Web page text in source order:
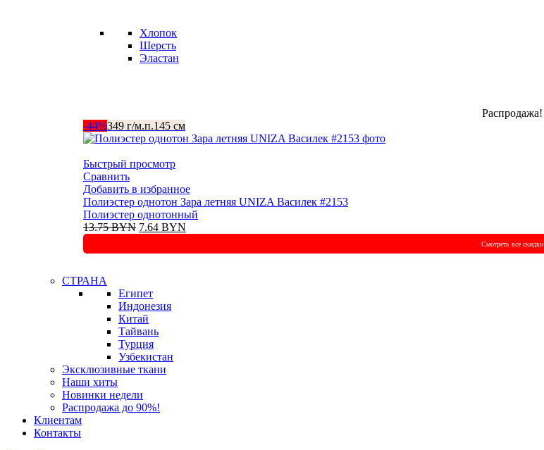
Хлопок
Шерсть
Эластан
Распродажа!
-44%349 г/м.п.145 см
Быстрый просмотр
Сравнить
Добавить в избранное
Полиэстeр однотон Зара летняя UNIZA Василек #2153
Полиэстер однотонный
13.75BYN Первоначальная
составляла
7.64 BYN
7.64 BYN.
Смотреть все скидки
СТРАНА
Египет
Индонезия
Китай
Тайвань
Турция
Узбекистан
Эксклюзивные ткани
Наши хиты
Новинки недели
Распродажа до 90%!
Клиентам
Контакты